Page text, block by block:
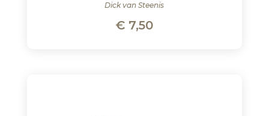
Dick van Steenis
€ 7,50